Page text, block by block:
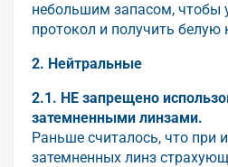
небольшим запасом, чтобы
протокол и получить белую
2. Нейтральные
2.1. НЕ запрещено
затемненными линзами.
Раньше считалось, что при
затемненных линз